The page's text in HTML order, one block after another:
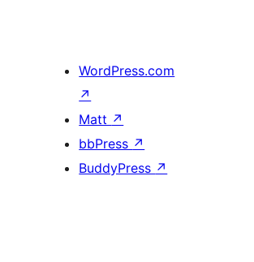
WordPress.com
↗
Matt ↗
bbPress ↗
BuddyPress ↗